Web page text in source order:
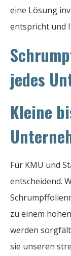
eine Lösung
entspricht und
jedes
Kleine
Für KMU und
entscheidend.
zu einem
werden
sie unseren